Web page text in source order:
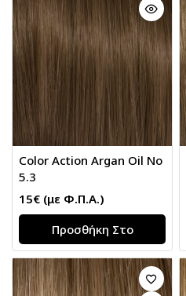
Color Action Argan Oil Νο
5.3
15€ (με Φ.Π.Α.)
Προσθήκη Στο
Καλάθι